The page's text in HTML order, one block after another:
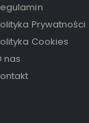
Prywatności
Cookies
nas